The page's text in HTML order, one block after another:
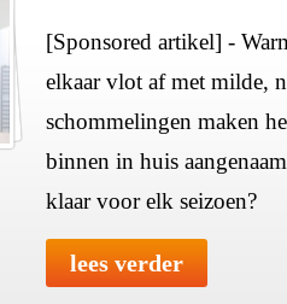
[Sponsored artikel] -
elkaar vlot af met milde,
schommelingen maken
binnen in huis
klaar voor elk seizoen?
lees verder